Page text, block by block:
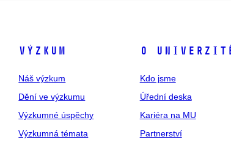
Výzkum
Náš výzkum
Dění ve výzkumu
Výzkumné úspěchy
Výzkumná témata
O
Kdo jsme
Úřední deska
Kariéra na MU
Partnerství